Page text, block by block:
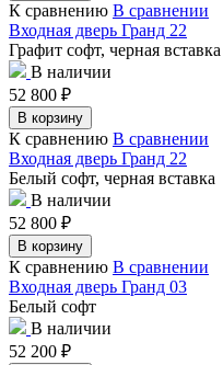
К сравнению В сравнении
Входная дверь Гранд 22
Графит софт, черная вставка
В наличии
52 800 ₽
В корзину
К сравнению В сравнении
Входная дверь Гранд 22
Белый софт, черная вставка
В наличии
52 800 ₽
В корзину
К сравнению В сравнении
Входная дверь Гранд 03
Белый софт
В наличии
52 200 ₽